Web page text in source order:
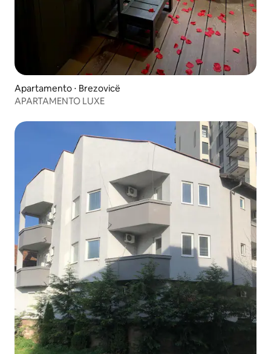
Apartamento ⋅ Brezovicë
APARTAMENTO LUXE